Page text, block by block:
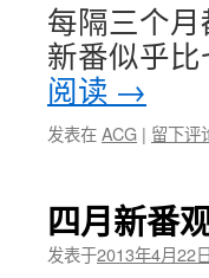
每隔三个
新番似乎
阅读 →
发表在ACG | 留下评
四月新番
发表于2013年4月22日